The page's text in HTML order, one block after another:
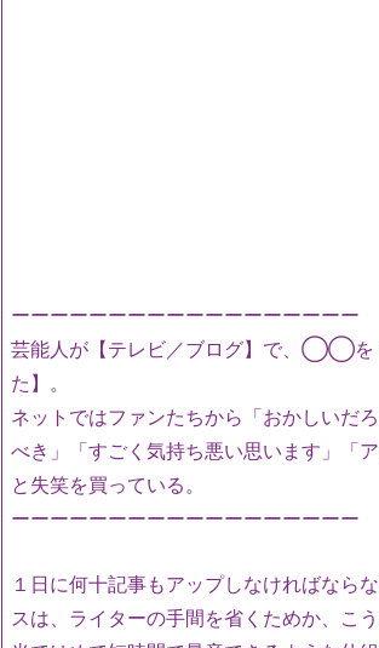
ーーーーーーーーーーーーーーーーーー
芸能人が【テレビ／ブログ】で、◯◯を
た】。
ネットではファンたちから「おかしいだ
べき」「すごく気持ち悪い思います」「ア
と失笑を買っている。
ーーーーーーーーーーーーーーーーーー
１日に何十記事もアップしなければなら
スは、ライターの手間を省くためか、こ